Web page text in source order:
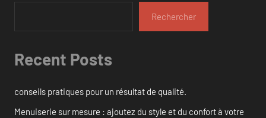
Rechercher
Recent Posts
conseils pratiques pour un résultat de qualité.
Menuiserie sur mesure : ajoutez du style et du confort à votre